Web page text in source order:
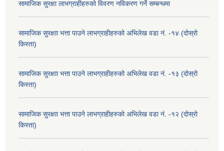
सामाजिक सुरक्षा लाभग्राहीहरुको विवरण नविकरण गर्ने सम्बन्धमा
सामाजिक सुरक्षाा भत्ता पाउने लाभग्राहीहरुको अभिलेख वडा नं. -१४ (दोस्रो
किस्ता)
सामाजिक सुरक्षाा भत्ता पाउने लाभग्राहीहरुको अभिलेख वडा नं. -१३ (दोस्रो
किस्ता)
सामाजिक सुरक्षाा भत्ता पाउने लाभग्राहीहरुको अभिलेख वडा नं. -१२ (दोस्रो
किस्ता)